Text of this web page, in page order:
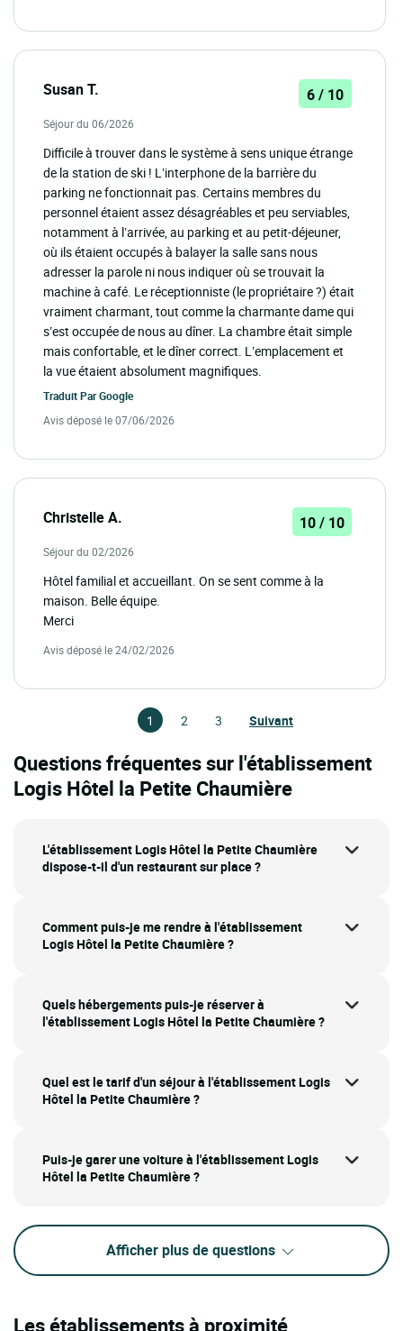
Susan T. 6 / 10
Séjour du 06/2026
Difficile à trouver dans le système à sens unique étrange
de la station de ski ! L’interphone de la barrière du
parking ne fonctionnait pas. Certains membres du
personnel étaient assez désagréables et peu serviables,
notamment à l’arrivée, au parking et au petit-déjeuner,
où ils étaient occupés à balayer la salle sans nous
adresser la parole ni nous indiquer où se trouvait la
machine à café. Le réceptionniste (le propriétaire ?) était
vraiment charmant, tout comme la charmante dame qui
s’est occupée de nous au dîner. La chambre était simple
mais confortable, et le dîner correct. L’emplacement et
la vue étaient absolument magnifiques.
Traduit ParGoogle
Avis déposé le 07/06/2026
Christelle A. 10 / 10
Séjour du 02/2026
Hôtel familial et accueillant. On se sent comme à la
maison. Belle équipe.
Merci
Avis déposé le 24/02/2026
1 2 3 Suivant
Questions fréquentes sur l'établissement
Logis Hôtel la Petite Chaumière
L'établissement Logis Hôtel la Petite Chaumière
dispose-t-il d'un restaurant sur place ?
Comment puis-je me rendre à l'établissement
Logis Hôtel la Petite Chaumière ?
Quels hébergements puis-je réserver à
l'établissement Logis Hôtel la Petite Chaumière ?
Quel est le tarif d'un séjour à l'établissement Logis
Hôtel la Petite Chaumière ?
Puis-je garer une voiture à l'établissement Logis
Hôtel la Petite Chaumière ?
Afficher plus de questions
Les établissements à proximité